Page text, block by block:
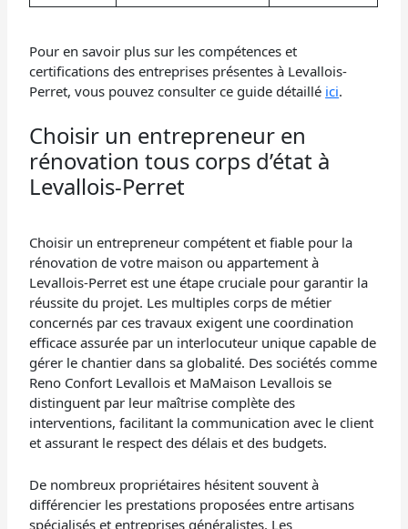
Pour en savoir plus sur les compétences et
certifications des entreprises présentes à Levallois-
Perret, vous pouvez consulter ce guide détaillé ici.
Choisir un entrepreneur en
rénovation tous corps d’état à
Levallois-Perret
Choisir un entrepreneur compétent et fiable pour la
rénovation de votre maison ou appartement à
Levallois-Perret est une étape cruciale pour garantir la
réussite du projet. Les multiples corps de métier
concernés par ces travaux exigent une coordination
efficace assurée par un interlocuteur unique capable de
gérer le chantier dans sa globalité. Des sociétés comme
Reno Confort Levallois et MaMaison Levallois se
distinguent par leur maîtrise complète des
interventions, facilitant la communication avec le client
et assurant le respect des délais et des budgets.
De nombreux propriétaires hésitent souvent à
différencier les prestations proposées entre artisans
spécialisés et entreprises généralistes. Les